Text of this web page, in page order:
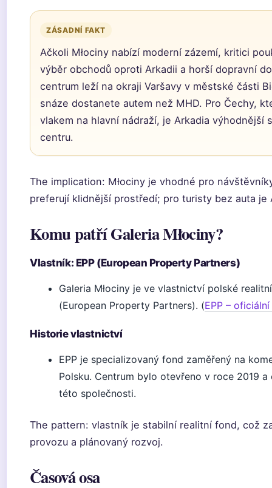
ZÁSADNÍ FAKT
Ačkoli Młociny nabízí moderní zázemí, kritici
výběr obchodů oproti Arkadii a horší dopravní
centrum leží na okraji Varšavy v městské části
snáze dostanete autem než MHD. Pro Čechy,
vlakem na hlavní nádraží, je Arkadia výhodnější
centru.
The implication: Młociny je vhodné pro
preferují klidnější prostředí; pro turisty bez auta je
Komu patří Galeria Młociny?
Vlastník: EPP (European Property Partners)
Galeria Młociny je ve vlastnictví polské
(European Property Partners). (EPP –
Historie vlastnictví
EPP je specializovaný fond zaměřený na
Polsku. Centrum bylo otevřeno v roce 2019
této společnosti.
The pattern: vlastník je stabilní realitní fond, což
provozu a plánovaný rozvoj.
Časová osa